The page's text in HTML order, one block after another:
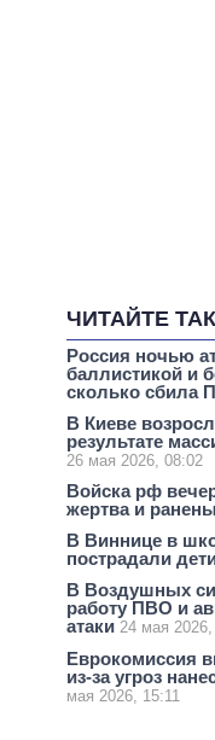
ЧИТАЙТЕ
Россия ночью
баллистикой и
сколько сбила
В Киеве
результате
26 мая 2026, 08:02
Войска рф
жертва и
В Виннице в
пострадали
В Воздушных
работу ПВО и
атаки 24 мая
Еврокомиссия
из-за угроз
мая 2026, 15:11